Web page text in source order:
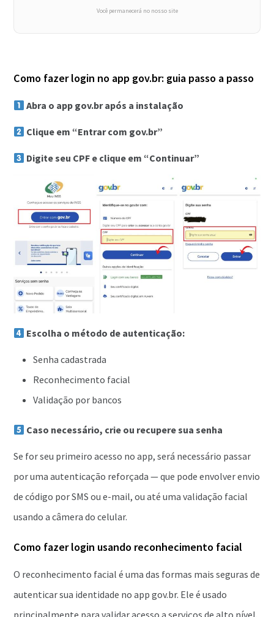
Você permanecerá no nosso site
Como fazer login no app gov.br: guia passo a passo
Abra o app gov.br após a instalação
Clique em “Entrar com gov.br”
Digite seu CPF e clique em “Continuar”
Escolha o método de autenticação:
Senha cadastrada
Reconhecimento facial
Validação por bancos
Caso necessário, crie ou recupere sua senha
Se for seu primeiro acesso no app, será necessário passar
por uma autenticação reforçada — que pode envolver envio
de código por SMS ou e-mail, ou até uma validação facial
usando a câmera do celular.
Como fazer login usando reconhecimento facial
O reconhecimento facial é uma das formas mais seguras de
autenticar sua identidade no app gov.br. Ele é usado